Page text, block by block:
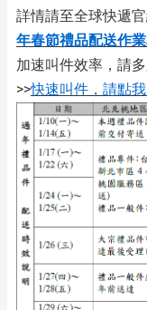
詳情請至全球快遞
年春節禮品配送作
加速叫件效率，請
>>快速叫件，請點我